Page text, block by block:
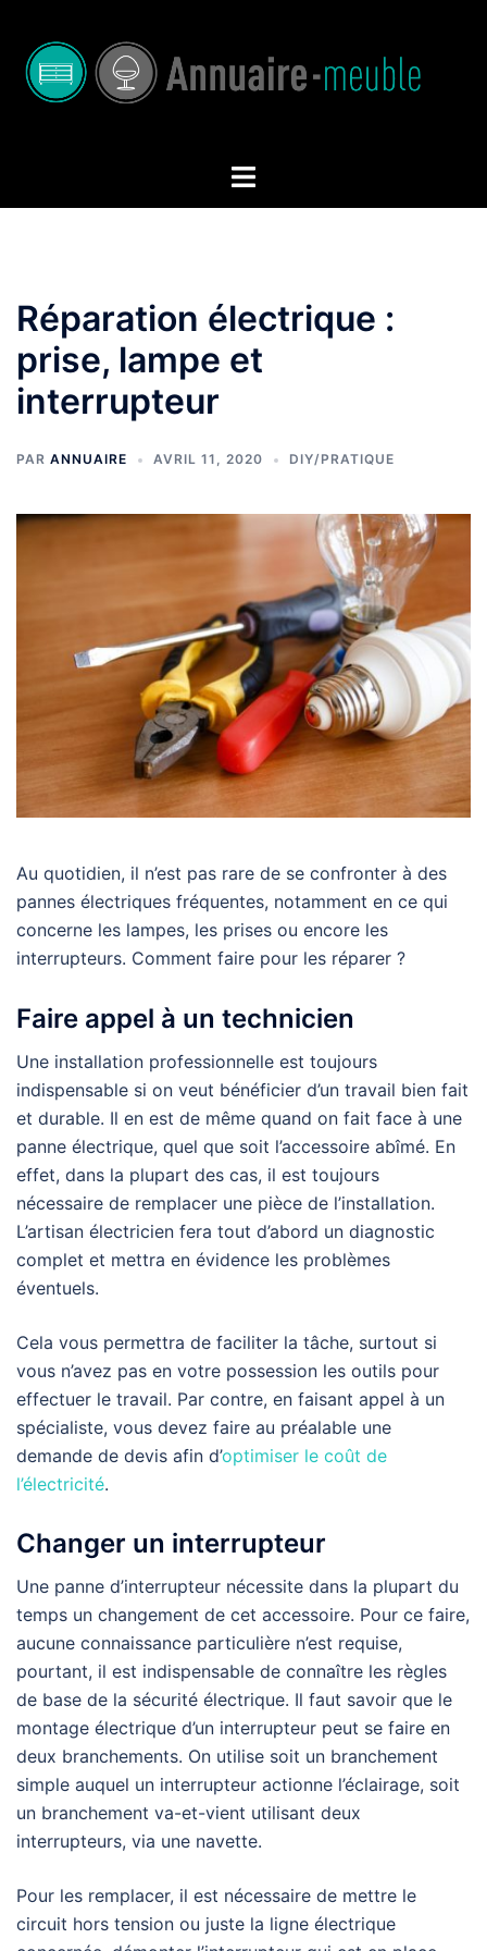
contenu
Ouvrir/fermer
Réparation électrique :
prise, lampe et
interrupteur
PAR ANNUAIRE AVRIL 11, 2020 DIY/PRATIQUE
Au quotidien, il n’est pas rare de se confronter à des
pannes électriques fréquentes, notamment en ce qui
concerne les lampes, les prises ou encore les
interrupteurs. Comment faire pour les réparer ?
Faire appel à un technicien
Une installation professionnelle est toujours
indispensable si on veut bénéficier d’un travail bien fait
et durable. Il en est de même quand on fait face à une
panne électrique, quel que soit l’accessoire abîmé. En
effet, dans la plupart des cas, il est toujours
nécessaire de remplacer une pièce de l’installation.
L’artisan électricien fera tout d’abord un diagnostic
complet et mettra en évidence les problèmes
éventuels.
Cela vous permettra de faciliter la tâche, surtout si
vous n’avez pas en votre possession les outils pour
effectuer le travail. Par contre, en faisant appel à un
spécialiste, vous devez faire au préalable une
demande de devis afin d’optimiser le coût de
l’électricité.
Changer un interrupteur
Une panne d’interrupteur nécessite dans la plupart du
temps un changement de cet accessoire. Pour ce faire,
aucune connaissance particulière n’est requise,
pourtant, il est indispensable de connaître les règles
de base de la sécurité électrique. Il faut savoir que le
montage électrique d’un interrupteur peut se faire en
deux branchements. On utilise soit un branchement
simple auquel un interrupteur actionne l’éclairage, soit
un branchement va-et-vient utilisant deux
interrupteurs, via une navette.
Pour les remplacer, il est nécessaire de mettre le
circuit hors tension ou juste la ligne électrique